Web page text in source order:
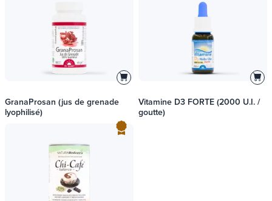
GranaProsan (jus de grenade
lyophilisé)
Vitamine D3 FORTE (2000 U.I. /
goutte)